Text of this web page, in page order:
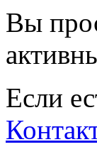
Вы
Если